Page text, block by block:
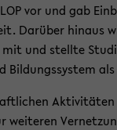
vor und gab
Dar­über hin­aus
und stell­te
Bil­dungs­sys­tem
wei­te­ren